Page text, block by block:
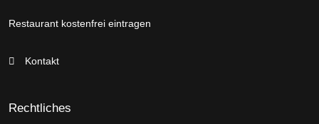
Restaurant kostenfrei eintragen
Kontakt
Rechtliches